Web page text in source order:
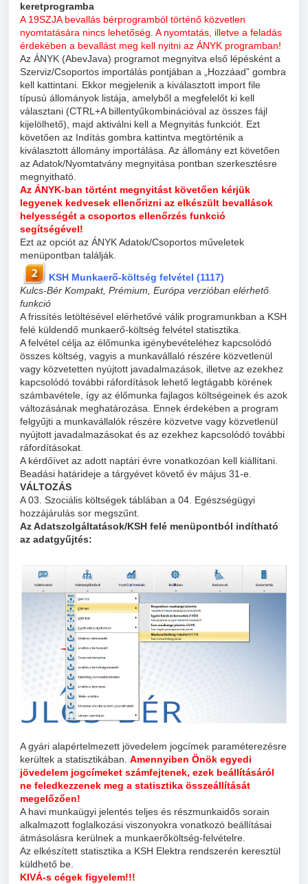
keretprogramba
A 19SZJA bevallás bérprogramból történő közvetlen
nyomtatására nincs lehetőség. A nyomtatás, illetve a feladás
érdekében a bevallást meg kell nyitni az ÁNYK programban!
Az ÁNYK (AbevJava) programot megnyitva első lépésként a
Szerviz/Csoportos importálás pontjában a „Hozzáad” gombra
kell kattintani. Ekkor megjelenik a kiválasztott import file
típusú állományok listája, amelyből a megfelelőt ki kell
választani (CTRL+A billentyűkombinációval az összes fájl
kijelölhető), majd aktiválni kell a Megnyitás funkciót. Ezt
követően az Indítás gombra kattintva megtörténik a
kiválasztott állomány importálása. Az állomány ezt követően
az Adatok/Nyomtatvány megnyitása pontban szerkesztésre
megnyitható.
Az ÁNYK-ban történt megnyitást követően kérjük
legyenek kedvesek ellenőrizni az elkészült bevallások
helyességét a csoportos ellenőrzés funkció
segítségével!
Ezt az opciót az ÁNYK Adatok/Csoportos műveletek
menüpontban találják.
KSH Munkaerő-költség felvétel (1117)
Kulcs-Bér Kompakt, Prémium, Európa verzióban elérhető
funkció
A frissítés letöltésével elérhetővé válik programunkban a KSH
felé küldendő munkaerő-költség felvétel statisztika.
A felvétel célja az élőmunka igénybevételéhez kapcsolódó
összes költség, vagyis a munkavállaló részére közvetlenül
vagy közvetetten nyújtott javadalmazások, illetve az ezekhez
kapcsolódó további ráfordítások lehető legtágabb körének
számbavétele, így az élőmunka fajlagos költségeinek és azok
változásának meghatározása. Ennek érdekében a program
felgyűjti a munkavállalók részére közvetve vagy közvetlenül
nyújtott javadalmazásokat és az ezekhez kapcsolódó további
ráfordításokat.
A kérdőívet az adott naptári évre vonatkozóan kell kiállítani.
Beadási határideje a tárgyévet követő év május 31-e.
VÁLTOZÁS
A 03. Szociális költségek táblában a 04. Egészségügyi
hozzájárulás sor megszűnt.
Az Adatszolgáltatások/KSH felé menüpontból indítható
az adatgyűjtés:
A gyári alapértelmezett jövedelem jogcímek paraméterezésre
kerültek a statisztikában. Amennyiben Önök egyedi
jövedelem jogcímeket számfejtenek, ezek beállításáról
ne feledkezzenek meg a statisztika összeállítását
megelőzően!
A havi munkaügyi jelentés teljes és részmunkaidős sorain
alkalmazott foglalkozási viszonyokra vonatkozó beállításai
átmásolásra kerülnek a munkaerőköltség-felvételre.
Az elkészített statisztika a KSH Elektra rendszerén keresztül
küldhető be.
KIVÁ-s cégek figyelem!!!